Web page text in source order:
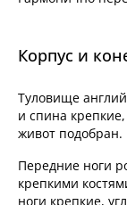
Корпус и
Туловище
и спина
живот подобран.
Передние ноги
крепкими
ноги крепкие,